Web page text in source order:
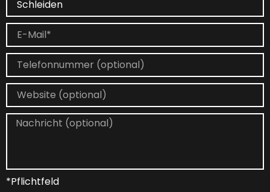
*Pflichtfeld